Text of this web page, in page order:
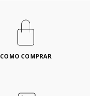
COMO COMPRAR